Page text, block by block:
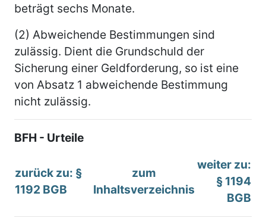
beträgt sechs Monate.
(2) Abweichende Bestimmungen sind
zulässig. Dient die Grundschuld der
Sicherung einer Geldforderung, so ist eine
von Absatz 1 abweichende Bestimmung
nicht zulässig.
BFH - Urteile
zurück zu: §
1192 BGB
zum
Inhaltsverzeichnis
weiter zu:
§ 1194
BGB